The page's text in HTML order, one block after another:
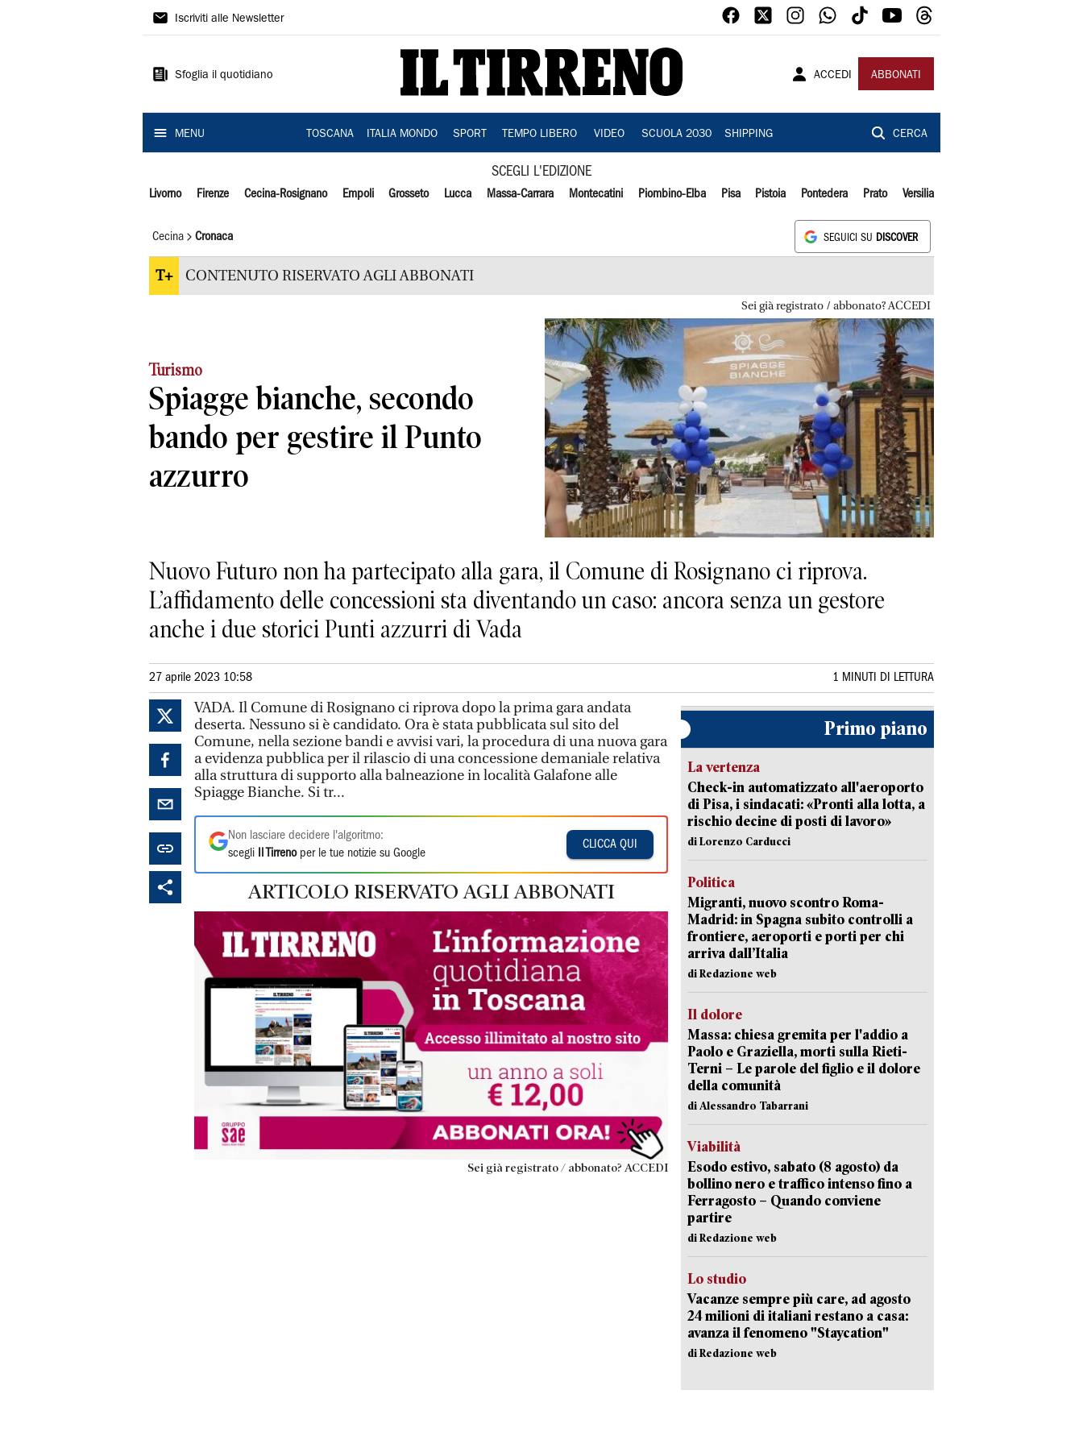
Il
Iscriviti alle Newsletter
Sfoglia il quotidiano ACCEDI ABBONATI
MENU TOSCANA ITALIA MONDO SPORT TEMPO LIBERO VIDEO SCUOLA 2030 SHIPPING CERCA
SCEGLI L'EDIZIONE
Livorno Firenze Cecina-Rosignano Empoli Grosseto Lucca Massa-Carrara Montecatini Piombino-Elba Pisa Pistoia Pontedera Prato Versilia
Cecina Cronaca SEGUICI SU DISCOVER
T+ CONTENUTO RISERVATO AGLI ABBONATI
Sei già registrato / abbonato? ACCEDI
Turismo
Spiagge bianche, secondo
bando per gestire il Punto
azzurro
Nuovo Futuro non ha partecipato alla gara, il Comune di Rosignano ci riprova.
L’affidamento delle concessioni sta diventando un caso: ancora senza un gestore
anche i due storici Punti azzurri di Vada
27 aprile 2023 10:58 1 MINUTI DI LETTURA
VADA. Il Comune di Rosignano ci riprova dopo la prima gara andata
deserta. Nessuno si è candidato. Ora è stata pubblicata sul sito del
Comune, nella sezione bandi e avvisi vari, la procedura di una nuova gara
a evidenza pubblica per il rilascio di una concessione demaniale relativa
alla struttura di supporto alla balneazione in località Galafone alle
Spiagge Bianche. Si tr...
Non lasciare decidere l'algoritmo:
scegli
Il Tirrenoper le tue notizie su Google
CLICCA QUI
ARTICOLO RISERVATO AGLI ABBONATI
Sei già registrato / abbonato? ACCEDI
Primo piano
La vertenza
Check-in automatizzato all'aeroporto
di Pisa, i sindacati: «Pronti alla lotta, a
rischio decine di posti di lavoro»
di Lorenzo Carducci
Politica
Migranti, nuovo scontro Roma-
Madrid: in Spagna subito controlli a
frontiere, aeroporti e porti per chi
arriva dall’Italia
di Redazione web
Il dolore
Massa: chiesa gremita per l'addio a
Paolo e Graziella, morti sulla Rieti-
Terni – Le parole del figlio e il dolore
della comunità
di Alessandro Tabarrani
Viabilità
Esodo estivo, sabato (8 agosto) da
bollino nero e traffico intenso fino a
Ferragosto – Quando conviene
partire
di Redazione web
Lo studio
Vacanze sempre più care, ad agosto
24 milioni di italiani restano a casa:
avanza il fenomeno "Staycation"
di Redazione web